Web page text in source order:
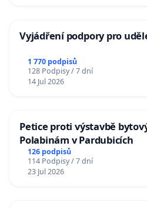
Vyjádření podpory pro
1 770 podpisů
128 Podpisy / 7 dní
14 Jul 2026
Petice proti výstavbě
Polabinám v Pardubicích
126 podpisů
114 Podpisy / 7 dní
23 Jul 2026